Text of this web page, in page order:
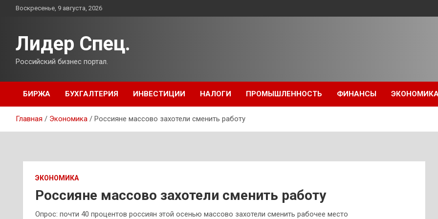
ПерейтиВоскресенье, 9 августа, 2026
Лидер Спец.
Российский бизнес портал.
БИРЖА БУХГАЛТЕРИЯ ИНВЕСТИЦИИ НАЛОГИ ПРОМЫШЛЕННОСТЬ ФИНАНСЫ
Главная Экономика Россияне массово захотели сменить работу
ЭКОНОМИКА
Россияне массово захотели сменить работу
Опрос: почти 40 процентов россиян этой осенью массово захотели сменить рабочее место